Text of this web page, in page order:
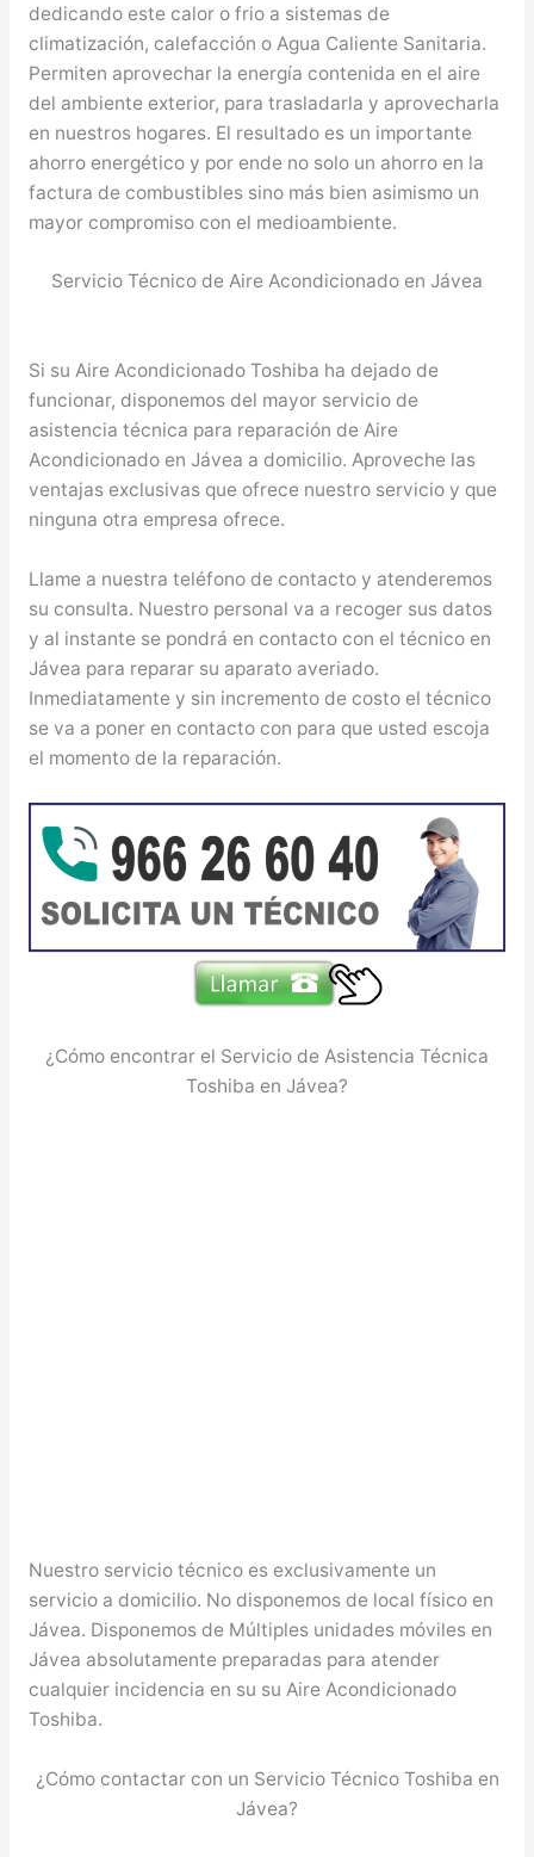
dedicando este calor o frio a sistemas de
climatización, calefacción o Agua Caliente Sanitaria.
Permiten aprovechar la energía contenida en el aire
del ambiente exterior, para trasladarla y aprovecharla
en nuestros hogares. El resultado es un importante
ahorro energético y por ende no solo un ahorro en la
factura de combustibles sino más bien asimismo un
mayor compromiso con el medioambiente.
Servicio Técnico de Aire Acondicionado en Jávea
Si su Aire Acondicionado Toshiba ha dejado de
funcionar, disponemos del mayor servicio de
asistencia técnica para reparación de Aire
Acondicionado en Jávea a domicilio. Aproveche las
ventajas exclusivas que ofrece nuestro servicio y que
ninguna otra empresa ofrece.
Llame a nuestra teléfono de contacto y atenderemos
su consulta. Nuestro personal va a recoger sus datos
y al instante se pondrá en contacto con el técnico en
Jávea para reparar su aparato averiado.
Inmediatamente y sin incremento de costo el técnico
se va a poner en contacto con para que usted escoja
el momento de la reparación.
¿Cómo encontrar el Servicio de Asistencia Técnica
Toshiba en Jávea?
Nuestro servicio técnico es exclusivamente un
servicio a domicilio. No disponemos de local físico en
Jávea. Disponemos de Múltiples unidades móviles en
Jávea absolutamente preparadas para atender
cualquier incidencia en su su Aire Acondicionado
Toshiba.
¿Cómo contactar con un Servicio Técnico Toshiba en
Jávea?